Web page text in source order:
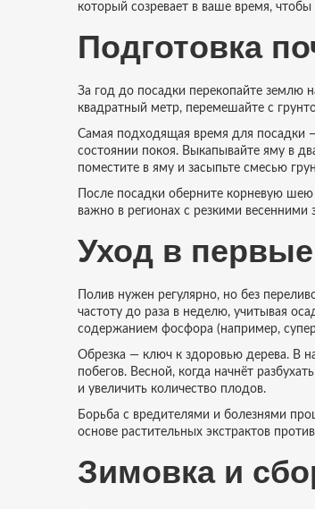
который созревает в ваше время,
Подготовка
За год до посадки перекопайте землю
квадратный метр, перемешайте с
Самая подходящая время для посадки —
состоянии покоя. Выкапывайте яму в
поместите в яму и засыпьте смесью
После посадки оберните корневую
важно в регионах с резкими весенними
Уход в
Полив нужен регулярно, но без
частоту до раза в неделю, учитывая
содержанием фосфора (например,
Обрезка — ключ к здоровью дерева. В
побегов. Весной, когда начнёт
и увеличить количество плодов.
Борьба с вредителями и болезнями
основе растительных экстрактов
Зимовка и